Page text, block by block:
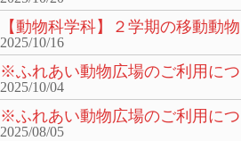
【動物科学科】２学期の移動動
2025/10/16
※ふれあい動物広場のご利用に
2025/10/04
※ふれあい動物広場のご利用に
2025/08/05